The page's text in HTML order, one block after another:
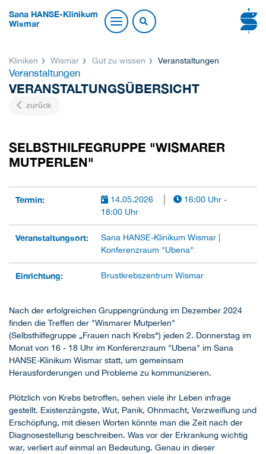
Sana HANSE-Klinikum
Wismar
Kliniken Wismar Gut zu wissen Veranstaltungen
Veranstaltungen
VERANSTALTUNGSÜBERSICHT
zurück
SELBSTHILFEGRUPPE "WISMARER
MUTPERLEN"
Termin: 14.05.2026
16:00 Uhr -
18:00 Uhr
Veranstaltungsort:
Sana HANSE-Klinikum Wismar |
Konferenzraum "Ubena"
Einrichtung: Brustkrebszentrum Wismar
Nach der erfolgreichen Gruppengründung im Dezember 2024
finden die Treffen der "Wismarer Mutperlen"
(Selbsthilfegruppe „Frauen nach Krebs“) jeden 2. Donnerstag im
Monat von 16 - 18 Uhr im Konferenzraum "Ubena" im Sana
HANSE-Klinikum Wismar statt, um gemeinsam
Herausforderungen und Probleme zu kommunizieren.
Plötzlich von Krebs betroffen, sehen viele ihr Leben infrage
gestellt. Existenzängste, Wut, Panik, Ohnmacht, Verzweiflung und
Erschöpfung, mit diesen Worten könnte man die Zeit nach der
Diagnosestellung beschreiben. Was vor der Erkrankung wichtig
war, verliert auf einmal an Bedeutung. Genau in dieser